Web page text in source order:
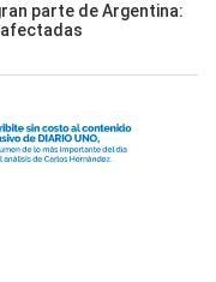
parte de Argentina: